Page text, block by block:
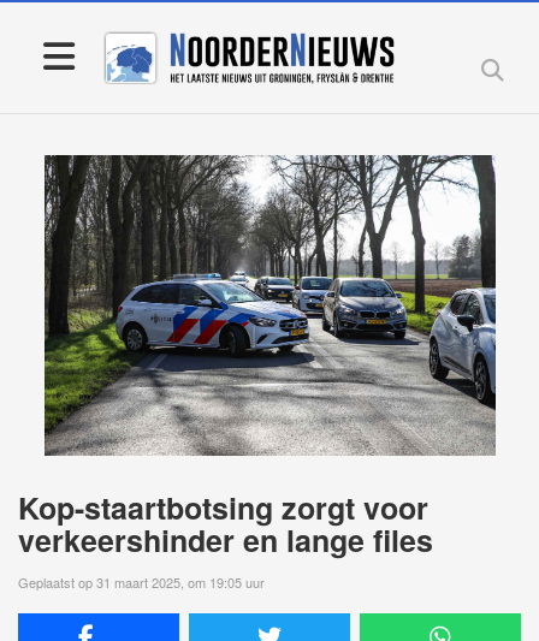
Kop-staartbotsing zorgt voor
verkeershinder en lange files
Geplaatst op 31 maart 2025, om 19:05 uur